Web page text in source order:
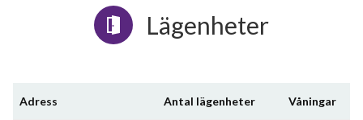
Lägenheter
Adress Antal lägenheter Våningar